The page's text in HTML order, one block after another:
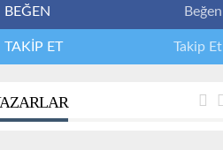
BEĞEN Beğen
TAKİP ET Takip Et